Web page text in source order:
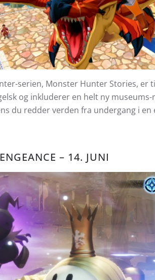
serien, Monster Hunter Stories, er
og inkluderer en helt ny
du redder verden fra undergang i en
– 14. JUNI